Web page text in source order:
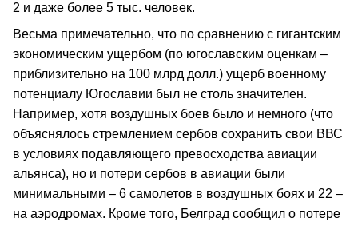
2 и даже более 5 тыс. человек.
Весьма примечательно, что по сравнению с гигантским
экономическим ущербом (по югославским оценкам –
приблизительно на 100 млрд долл.) ущерб военному
потенциалу Югославии был не столь значителен.
Например, хотя воздушных боев было и немного (что
объяснялось стремлением сербов сохранить свои ВВС
в условиях подавляющего превосходства авиации
альянса), но и потери сербов в авиации были
минимальными – 6 самолетов в воздушных боях и 22 –
на аэродромах. Кроме того, Белград сообщил о потере